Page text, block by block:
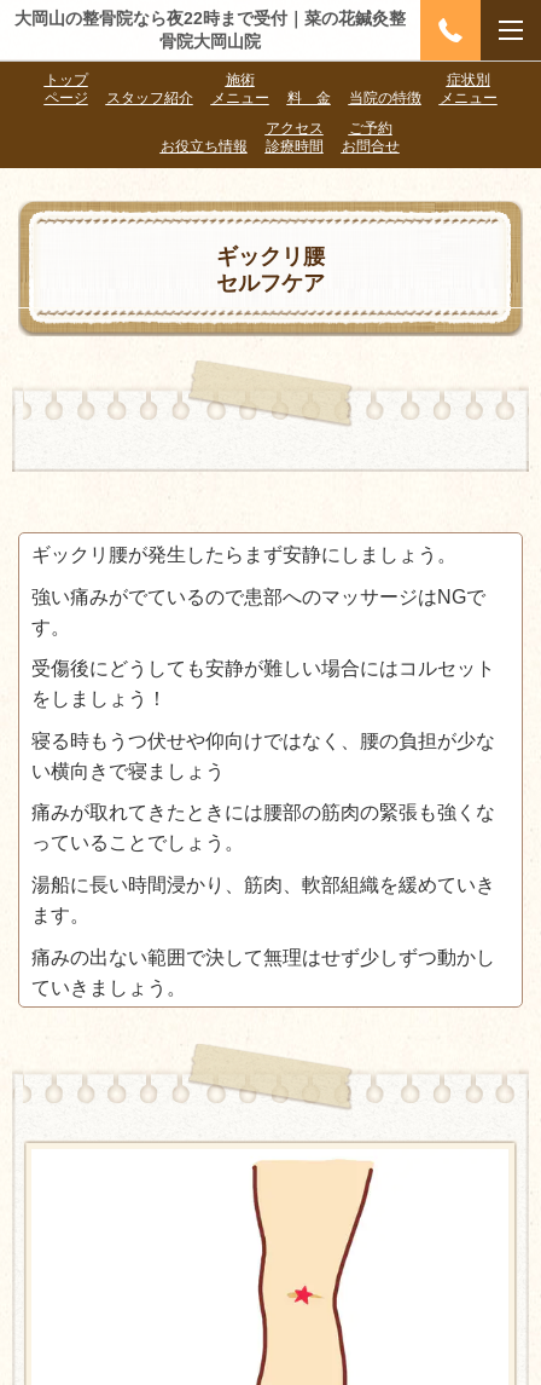
大岡山の整骨院なら夜22時まで受付｜菜の花鍼灸整
骨院大岡山院
トップ
ページ
スタッフ紹介
施術
メニュー
料 金 当院の特徴
症状別
メニュー
お役立ち情報
アクセス
診療時間
ご予約
お問合せ
ギックリ腰
セルフケア
ギックリ腰が発生したらまず安静にしましょう。
強い痛みがでているので患部へのマッサージはNGで
す。
受傷後にどうしても安静が難しい場合にはコルセット
をしましょう！
寝る時もうつ伏せや仰向けではなく、腰の負担が少な
い横向きで寝ましょう
痛みが取れてきたときには腰部の筋肉の緊張も強くな
っていることでしょう。
湯船に長い時間浸かり、筋肉、軟部組織を緩めていき
ます。
痛みの出ない範囲で決して無理はせず少しずつ動かし
ていきましょう。